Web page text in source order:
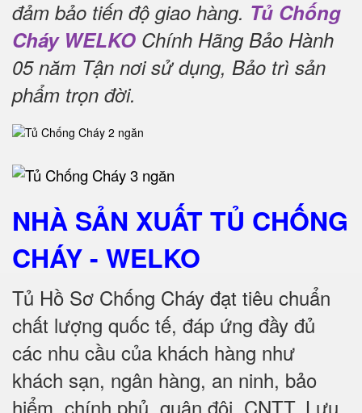
đảm bảo tiến độ giao hàng. Tủ Chống
Cháy WELKO Chính Hãng Bảo Hành
05 năm Tận nơi sử dụng, Bảo trì sản
phẩm trọn đời.
NHÀ SẢN XUẤT TỦ CHỐNG
CHÁY- WELKO
Tủ Hồ Sơ Chống Cháy đạt tiêu chuẩn
chất lượng quốc tế, đáp ứng đầy đủ
các nhu cầu của khách hàng như
khách sạn, ngân hàng, an ninh, bảo
hiểm, chính phủ, quân đội, CNTT, Lưu